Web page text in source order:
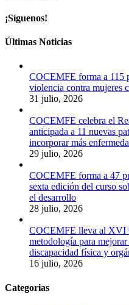
¡Síguenos!
Últimas Noticias
COCEMFE forma a 115
violencia contra mujeres
31 julio, 2026
COCEMFE celebra el
anticipada a 11 nuevas
incorporar más
29 julio, 2026
COCEMFE forma a 47
sexta edición del curso
el desarrollo
28 julio, 2026
COCEMFE lleva al XVI
metodología para
discapacidad física y
16 julio, 2026
Categorias